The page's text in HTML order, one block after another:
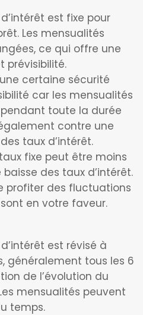
est fixe pour
Les mensualités
ce qui offre une
prévisibilité.
certaine sécurité
car les mensualités
toute la durée
contre une
taux d’intérêt.
fixe peut être moins
des taux d’intérêt.
profiter des fluctuations
en votre faveur.
est révisé à
généralement tous les 6
de l’évolution du
mensualités peuvent
temps.